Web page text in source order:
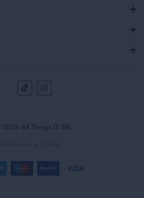
© 2026 All Things IT SRL.